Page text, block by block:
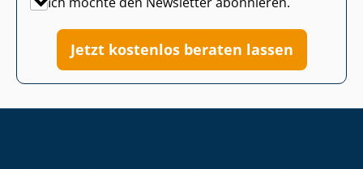
Jetzt kostenlos beraten lassen